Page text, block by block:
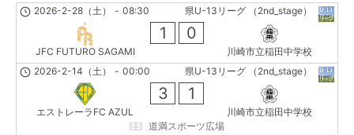
県U-13リーグ （2nd_stage）
2026-2-28（土） - 08:30
JFC FUTURO SAGAMI
1 0
川崎市立稲田中学校
県U-13リーグ （2nd_stage）
2026-2-14（土） - 00:00
エストレーラFC AZUL
3 1
川崎市立稲田中学校
道満スポーツ広場